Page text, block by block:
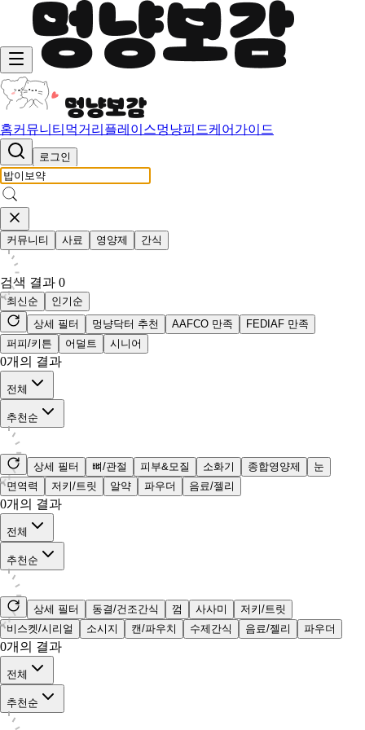
홈커뮤니티 먹거리 플레이스멍냥피드케어가이드
로그인
커뮤니티 사료 영양제 간식
검색 결과 0
최신순
인기순
상세 필터
멍냥닥터 추천 AAFCO 만족
FEDIAF 만족
퍼피/키튼
어덜트 시니어
0개의 결과
전체
추천순
상세 필터 뼈/관절 피부&모질 소화기 종합영양제
눈
면역력
저키/트릿 알약 파우더 음료/젤리
0개의 결과
전체
추천순
상세 필터 동결/건조간식 껌 사사미
저키/트릿
비스켓/시리얼
소시지 캔/파우치 수제간식 음료/젤리 파우더
0개의 결과
전체
추천순